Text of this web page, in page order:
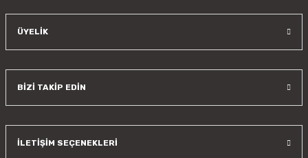
ÜYELİK
BİZİ TAKİP EDİN
İLETİŞİM SEÇENEKLERİ